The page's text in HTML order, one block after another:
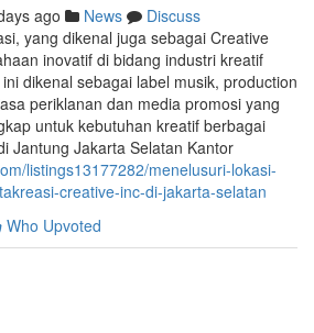
ago News
Discuss
yang dikenal juga sebagai Creative
inovatif di bidang industri kreatif
dikenal sebagai label musik, production
periklanan dan media promosi yang
untuk kebutuhan kreatif berbagai
Jantung Jakarta Selatan Kantor
listings13177282/menelusuri-lokasi-
creative-inc-di-jakarta-selatan
Who Upvoted